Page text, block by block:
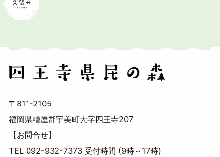
〒811-2105
福岡県糟屋郡宇美町大字四王寺207
【お問合せ】
TEL 092-932-7373 受付時間 (9時～17時)